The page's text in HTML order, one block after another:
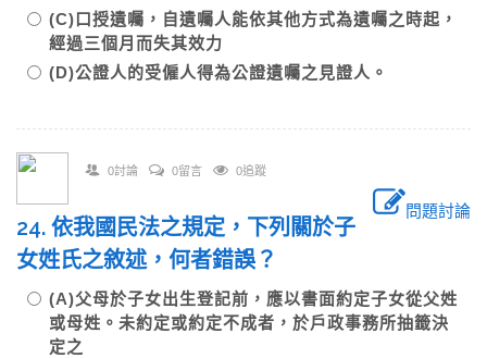
(C)口授遺囑，自遺囑人能依其他方式為遺囑之時起，
經過三個月而失其效力
(D)公證人的受僱人得為公證遺囑之見證人。
0討論 0留言 0追蹤
問題討論
24. 依我國民法之規定，下列關於子
女姓氏之敘述，何者錯誤？
(A)父母於子女出生登記前，應以書面約定子女從父姓
或母姓。未約定或約定不成者，於戶政事務所抽籤決
定之